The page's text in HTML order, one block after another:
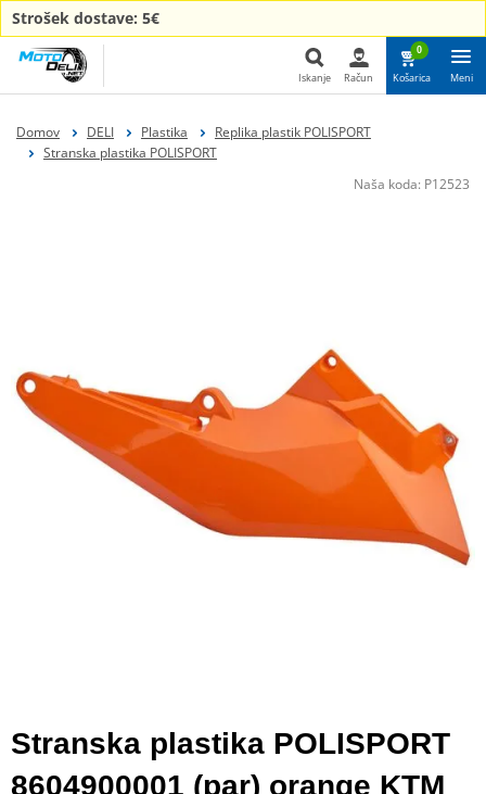
Strošek dostave: 5€
Iskanje Račun
0
Košarica Meni
Domov DELI Plastika
Replika plastik POLISPORT
Stranska plastika POLISPORT
Naša koda: P12523
Stranska plastika POLISPORT
8604900001 (par) orange KTM